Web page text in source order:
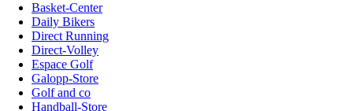
Basket-Center
Daily Bikers
Direct Running
Direct-Volley
Espace Golf
Galopp-Store
Golf and co
Handball-Store